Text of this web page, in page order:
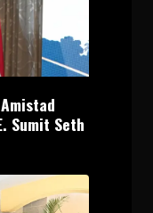
Sumit Seth